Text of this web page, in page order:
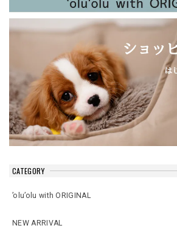
CATEGORY
’olu’olu with ORIGINAL
NEW ARRIVAL